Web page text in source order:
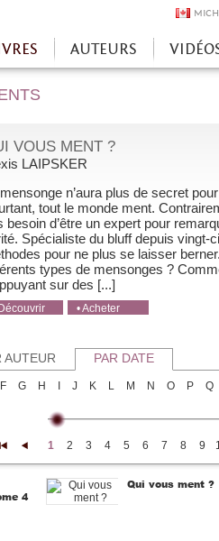
AUTEURS
VOUS MENT ?
LAIPSKER
n’aura plus de secret
tout le monde ment.
besoin d’être un expert pour
Spécialiste du bluff depuis
pour ne plus se laisser
types de mensonges ?
sur des [...]
• Acheter
AUTEUR PAR DATE
F G H J K L M N O P Q
1 2 3 4 5 6 7 8 9
4
Qui vous ment ?